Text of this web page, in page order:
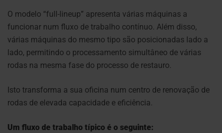
O modelo “full-lineup” apresenta várias máquinas a
funcionar num fluxo de trabalho contínuo. Além disso,
várias máquinas do mesmo tipo são posicionadas lado a
lado, permitindo o processamento simultâneo de várias
rodas na mesma fase do processo de restauro.
Isto transforma a sua oficina num centro de renovação de
rodas de elevada capacidade e eficiência.
Um fluxo de trabalho típico é o seguinte: